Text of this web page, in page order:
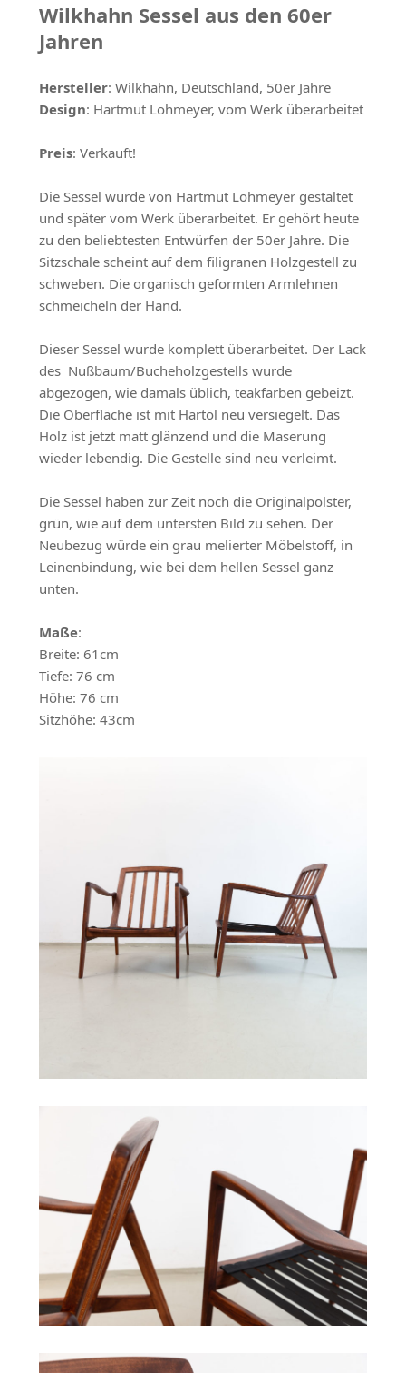
Wilkhahn Sessel aus den 60er
Jahren
Hersteller: Wilkhahn, Deutschland, 50er Jahre
Design: Hartmut Lohmeyer, vom Werk überarbeitet
Preis: Verkauft!
Die Sessel wurde von Hartmut Lohmeyer gestaltet
und später vom Werk überarbeitet. Er gehört heute
zu den beliebtesten Entwürfen der 50er Jahre. Die
Sitzschale scheint auf dem filigranen Holzgestell zu
schweben. Die organisch geformten Armlehnen
schmeicheln der Hand.
Dieser Sessel wurde komplett überarbeitet. Der Lack
des Nußbaum/Bucheholzgestells wurde
abgezogen, wie damals üblich, teakfarben gebeizt.
Die Oberfläche ist mit Hartöl neu versiegelt. Das
Holz ist jetzt matt glänzend und die Maserung
wieder lebendig. Die Gestelle sind neu verleimt.
Die Sessel haben zur Zeit noch die Originalpolster,
grün, wie auf dem untersten Bild zu sehen. Der
Neubezug würde ein grau melierter Möbelstoff, in
Leinenbindung, wie bei dem hellen Sessel ganz
unten.
Maße:
Breite: 61cm
Tiefe: 76 cm
Höhe: 76 cm
Sitzhöhe: 43cm